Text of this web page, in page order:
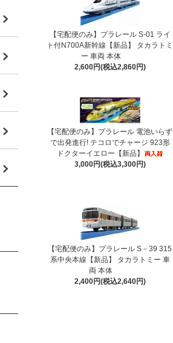
【宅配便のみ】プラレール S-01 ライ
ト付N700A新幹線【新品】 タカラトミ
ー 車両 本体
2,600円(税込2,860円)
【宅配便のみ】プラレール 電池いらず
で出発進行! テコロでチャージ 923形
ドクターイエロー【新品】
3,000円(税込3,300円)
【宅配便のみ】プラレール S－39 315
系中央本線【新品】 タカラトミー 車
両 本体
2,400円(税込2,640円)